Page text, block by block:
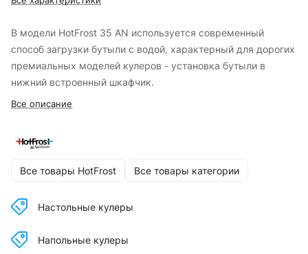
В модели HotFrost 35 AN используется современный
способ загрузки бутыли с водой, характерный для дорогих
премиальных моделей кулеров - установка бутыли в
нижний встроенный шкафчик.
Все описание
Все товары HotFrost Все товары категории
Настольные кулеры
Напольные кулеры